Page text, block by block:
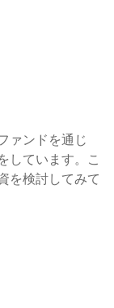
ァンドを通じ
しています。こ
を検討してみて